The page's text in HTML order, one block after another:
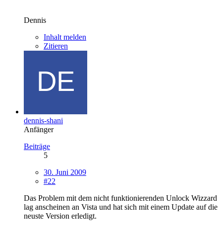
Dennis
Inhalt melden
Zitieren
dennis-shani
Anfänger
Beiträge
5
30. Juni 2009
#22
Das Problem mit dem nicht funktionierenden Unlock Wizzard
lag anscheinen an Vista und hat sich mit einem Update auf die
neuste Version erledigt.